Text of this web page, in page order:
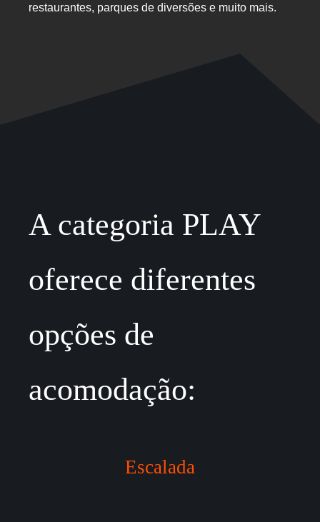
restaurantes, parques de diversões e muito mais.
A categoria PLAY
oferece diferentes
opções de
acomodação:
Escalada